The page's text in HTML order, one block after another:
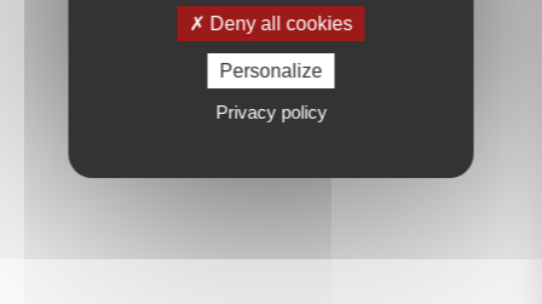
Deny all cookies
Personalize
Privacy policy